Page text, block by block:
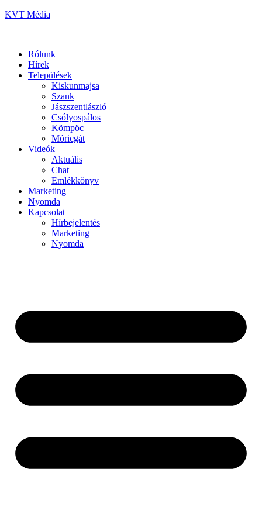
KVT Média
Rólunk
Hírek
Települések
Kiskunmajsa
Szank
Jászszentlászló
Csólyospálos
Kömpöc
Móricgát
Videók
Aktuális
Chat
Emlékkönyv
Marketing
Nyomda
Kapcsolat
Hírbejelentés
Marketing
Nyomda